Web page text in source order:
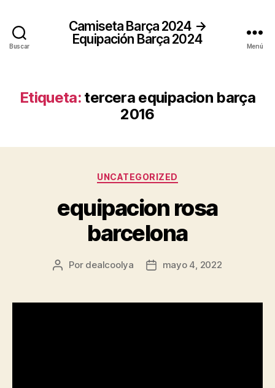
Buscar
Camiseta Barça 2024 →
Equipación Barça 2024
Menú
Etiqueta: tercera equipacion barça
2016
Categorías
UNCATEGORIZED
equipacion rosa
barcelona
Autor
entrada
Por dealcoolya
Fecha
entrada
mayo 4, 2022